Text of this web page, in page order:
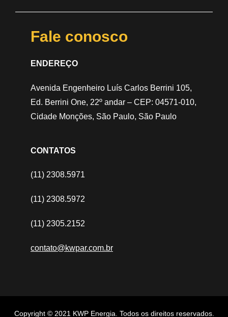
Fale conosco
ENDEREÇO
Avenida Engenheiro Luís Carlos Berrini 105,
Ed. Berrini One, 22º andar – CEP: 04571-010,
Cidade Monções, São Paulo, São Paulo
CONTATOS
(11) 2308.5971
(11) 2308.5972
(11) 2305.2152
contato@kwpar.com.br
Copyright © 2021 KWP Energia. Todos os direitos reservados.